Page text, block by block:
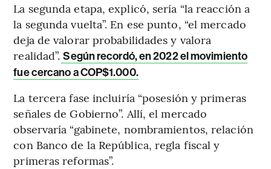
La segunda etapa, explicó, sería “la reacción a
la segunda vuelta”. En ese punto, “el mercado
deja de valorar probabilidades y valora
realidad”. Según recordó, en 2022 el movimiento
fue cercano a COP$1.000.
La tercera fase incluiría “posesión y primeras
señales de Gobierno”. Allí, el mercado
observaría “gabinete, nombramientos, relación
con Banco de la República, regla fiscal y
primeras reformas”.